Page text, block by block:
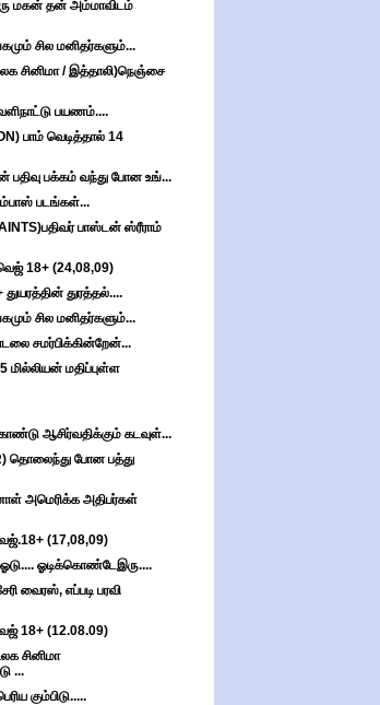
மகன் தன் அம்மாவிடம்
சில மனிதர்களும்...
சினிமா / இத்தாலி)நெஞ்சை
பயணம்....
பாம் வெடித்தால் 14
பதிவு பக்கம் வந்து போன உங்...
படங்கள்...
பாஸ்டன் ஸ்ரீராம்
18+ (24,08,09)
துரத்தல்....
சில மனிதர்களும்...
சமர்பிக்கின்றேன்...
மில்லியன் மதிப்புள்ள
ஆசிர்வதிக்கும் கடவுள்...
தொலைந்து போன பத்து
அமெரிக்க அதிபர்கள்
(17,08,09)
ஓடிக்கொண்டேஇரு....
வைரஸ், எப்படி பரவி
18+ (12.08.09)
சினிமா
...
கும்பிடு.....